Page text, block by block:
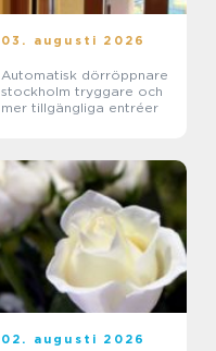
03. augusti 2026
Automatisk dörröppnare
stockholm tryggare och
mer tillgängliga entréer
02. augusti 2026